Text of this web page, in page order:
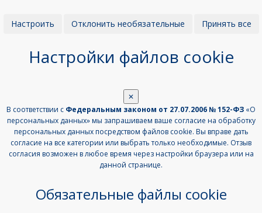
Настроить Отклонить необязательные Принять все
Настройки файлов cookie
✕
В соответствии с Федеральным законом от 27.07.2006 № 152-ФЗ «О
персональных данных» мы запрашиваем ваше согласие на обработку
персональных данных посредством файлов cookie. Вы вправе дать
согласие на все категории или выбрать только необходимые. Отзыв
согласия возможен в любое время через настройки браузера или на
данной странице.
Обязательные файлы cookie